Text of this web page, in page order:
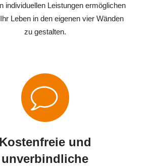
individuellen Leistungen ermöglichen
Leben in den eigenen vier Wänden
zu gestalten.
Kostenfreie und
unverbindliche